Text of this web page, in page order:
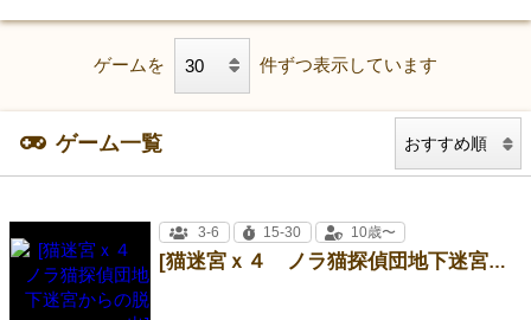
ゲームを 件ずつ表示しています
ゲーム一覧
[猫迷宮ｘ４ ノラ猫探偵団地下迷宮からの脱出]
3-6 15-30 10歳〜